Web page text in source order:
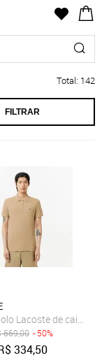
Total: 142
FILTRAR
Lacoste de
669,00 - 50%
334,50